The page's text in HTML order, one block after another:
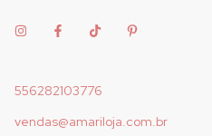
556282103776
vendas@amariloja.com.br